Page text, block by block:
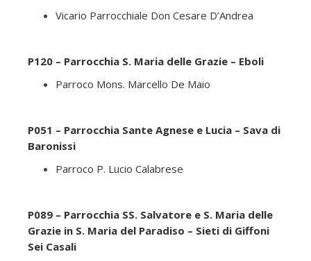
Vicario Parrocchiale Don Cesare D’Andrea
P120 – Parrocchia S. Maria delle Grazie – Eboli
Parroco Mons. Marcello De Maio
P051 – Parrocchia Sante Agnese e Lucia – Sava di
Baronissi
Parroco P. Lucio Calabrese
P089 – Parrocchia SS. Salvatore e S. Maria delle
Grazie in S. Maria del Paradiso – Sieti di Giffoni
Sei Casali